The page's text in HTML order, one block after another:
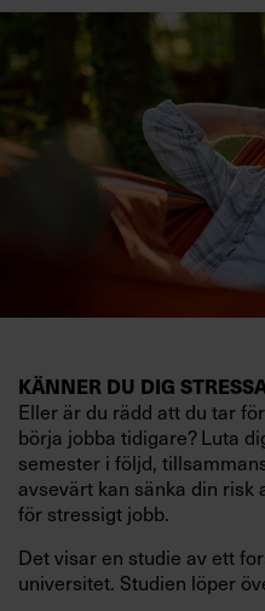
KÄNNER DU DIG
Eller är du rädd att du tar
börja jobba tidigare? Luta
semester i följd,
avsevärt kan sänka din risk
för stressigt jobb.
Det visar en studie av ett
universitet. Studien löper